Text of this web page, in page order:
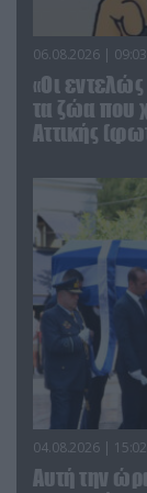
06.08.2026 | 09:03
«Οι
τα ζώα που
Αττικής
04.08.2026 | 15:02
Αυτή την